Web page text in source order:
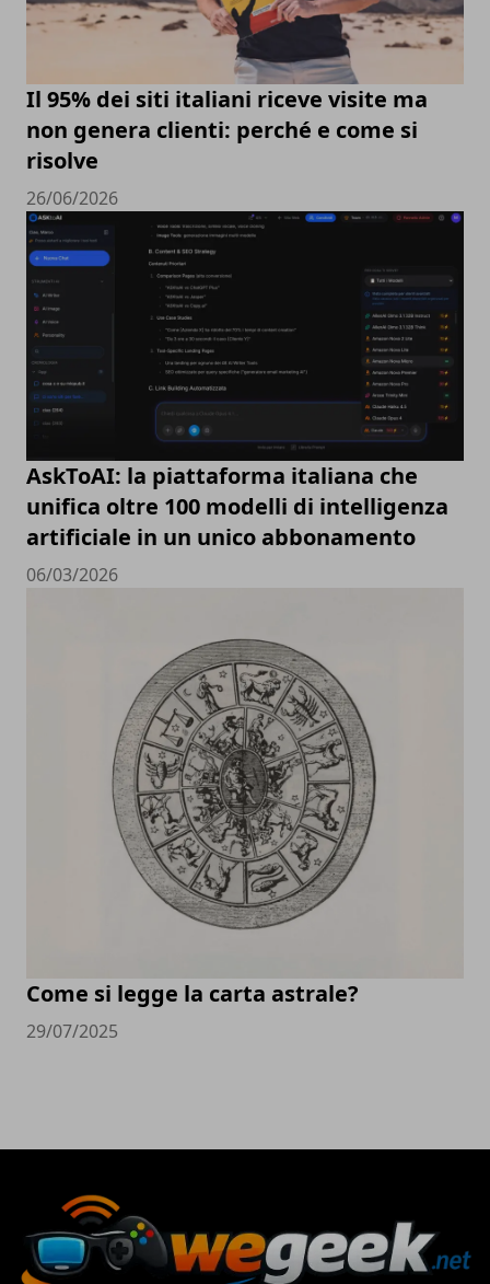
Il 95% dei siti italiani riceve visite ma
non genera clienti: perché e come si
risolve
26/06/2026
AskToAI: la piattaforma italiana che
unifica oltre 100 modelli di intelligenza
artificiale in un unico abbonamento
06/03/2026
Come si legge la carta astrale?
29/07/2025